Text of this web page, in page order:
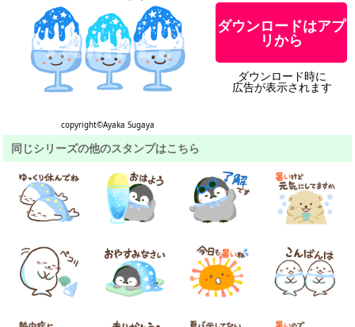
copyright©Ayaka Sugaya
ダウンロードはアプ
リから
ダウンロード時に
広告が表示されます
同じシリーズの他のスタンプはこちら